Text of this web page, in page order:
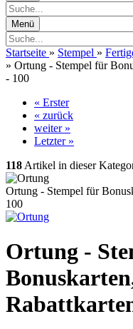
Menü
Startseite » Stempel »
» Ortung - Stempel für
- 100
« Erster
« zurück
weiter »
Letzter »
118 Artikel in dieser
Ortung - Stempel für
100
Ortung -